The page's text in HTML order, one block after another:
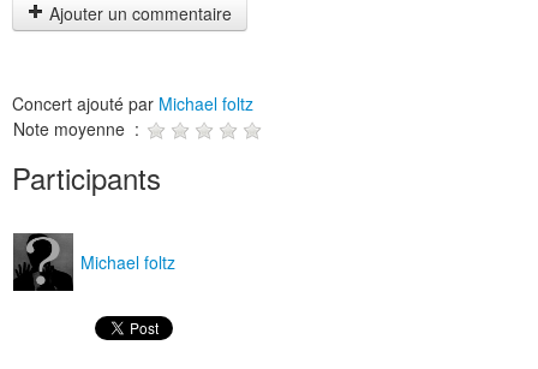
Ajouter un commentaire
Concert ajouté par Michael foltz
Note moyenne :
Participants
Michael foltz